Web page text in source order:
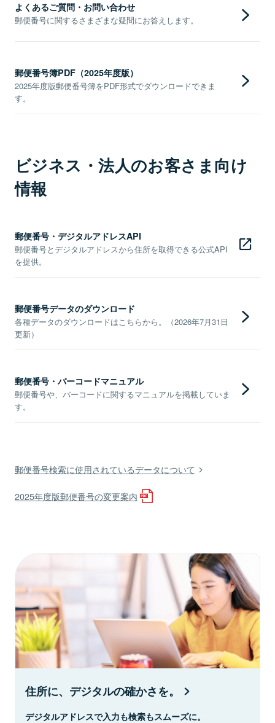
よくあるご質問・お問い合わせ
郵便番号に関するさまざまな疑問にお答えします。
郵便番号簿PDF（2025年度版）
2025年度版郵便番号簿をPDF形式でダウンロードできま
す。
ビジネス・法人のお客さま向け
情報
郵便番号・デジタルアドレスAPI
郵便番号とデジタルアドレスから住所を取得できる公式API
を提供。
郵便番号データのダウンロード
各種データのダウンロードはこちらから。（2026年7月31日
更新）
郵便番号・バーコードマニュアル
郵便番号や、バーコードに関するマニュアルを掲載していま
す。
郵便番号検索に使用されているデータについて
2025年度版郵便番号の変更案内
住所に、デジタルの確かさを。
デジタルアドレスで入力も検索もスムーズに。